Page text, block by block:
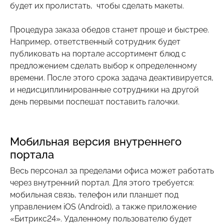
будет их пролистать, чтобы сделать макеты.
Процедура заказа обедов станет проще и быстрее.
Например, ответственный сотрудник будет
публиковать на портале ассортимент блюд с
предложением сделать выбор к определенному
времени. После этого срока задача деактивируется,
и недисциплинированные сотрудники на другой
день первыми поспешат поставить галочки.
Мобильная версия внутреннего
портала
Весь персонал за пределами офиса может работать
через внутренний портал. Для этого требуется:
мобильная связь, телефон или планшет под
управлением iOS (Android), а также приложение
«Битрикс24». Удаленному пользователю будет